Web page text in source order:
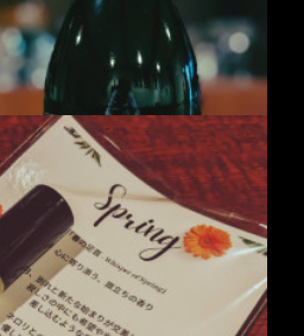
ドベッグコミッティ誕生25周年を記念
と、バーボン樽で熟成されたローステ
ンド。